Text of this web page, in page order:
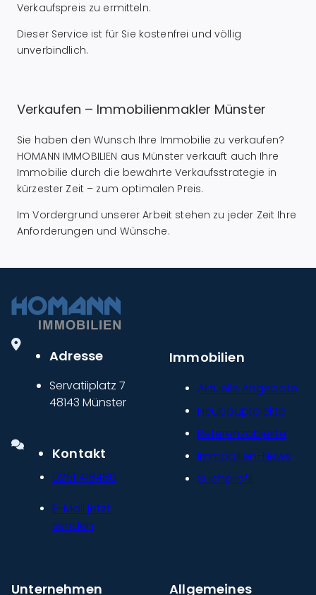
Verkaufspreis zu ermitteln.
Dieser Service ist für Sie kostenfrei und völlig
unverbindlich.
Verkaufen – Immobilienmakler Münster
Sie haben den Wunsch Ihre Immobilie zu verkaufen?
HOMANN IMMOBILIEN aus Münster verkauft auch Ihre
Immobilie durch die bewährte Verkaufsstrategie in
kürzester Zeit – zum optimalen Preis.
Im Vordergrund unserer Arbeit stehen zu jeder Zeit Ihre
Anforderungen und Wünsche.
Adresse
Servatiiplatz 7
48143 Münster
Kontakt
0251 418480
E-Mail jetzt
senden
Immobilien
Aktuelle Angebote
Neubauprojekte
Referenzobjekte
Immobilien-News
Suchprofil
Unternehmen Allgemeines